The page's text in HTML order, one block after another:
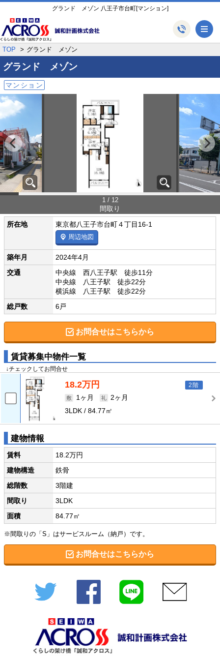
グランド メゾン 八王子市台町[マンション]
TOP グランド メゾン
グランド メゾン
マンション
1 / 12
間取り
所在地 東京都八王子市台町４丁目16-1
周辺地図
築年月
2024年4月
交通
中央線 西八王子駅 徒歩11分
中央線 八王子駅 徒歩22分
横浜線 八王子駅 徒歩22分
総戸数
6戸
お問合せはこちらから
賃貸募集中物件一覧
↓チェックしてお問合せ
2階
18.2万円
1ヶ月
2ヶ月
3LDK
84.77㎡
建物情報
賃料
18.2万円
建物構造
鉄骨
総階数
3階建
間取り
3LDK
面積
84.77㎡
※間取りの「S」はサービスルーム（納戸）です。
お問合せはこちらから
Twitter Facebook